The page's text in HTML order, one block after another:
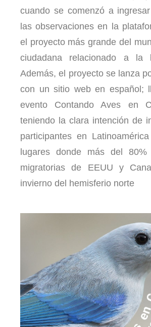
cuando se comenzó a
las observaciones en la
el proyecto más grande del
ciudadana relacionado a la
Además, el proyecto se lanza
con un sitio web en español;
evento Contando Aves en
teniendo la clara intención de
participantes en
lugares donde más del
migratorias de EEUU y
invierno del hemisferio norte